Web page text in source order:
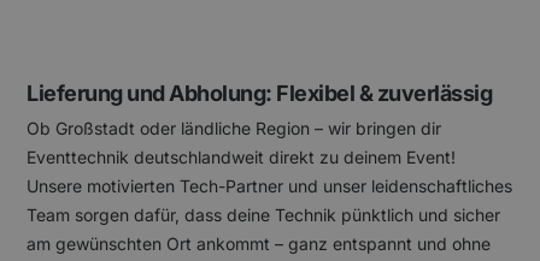
Lieferung und Abholung: Flexibel & zuverlässig
Ob Großstadt oder ländliche Region – wir bringen dir
Eventtechnik deutschlandweit direkt zu deinem Event!
Unsere motivierten Tech-Partner und unser leidenschaftliches
Team sorgen dafür, dass deine Technik pünktlich und sicher
am gewünschten Ort ankommt – ganz entspannt und ohne